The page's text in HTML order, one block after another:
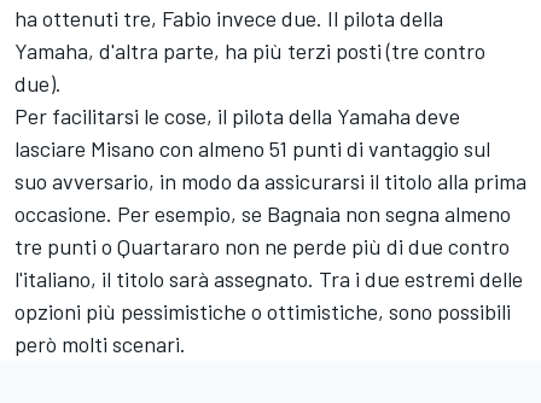
ha ottenuti tre, Fabio invece due. Il pilota della
Yamaha, d'altra parte, ha più terzi posti (tre contro
due).
Per facilitarsi le cose, il pilota della Yamaha deve
lasciare Misano con almeno 51 punti di vantaggio sul
suo avversario, in modo da assicurarsi il titolo alla prima
occasione. Per esempio, se Bagnaia non segna almeno
tre punti o Quartararo non ne perde più di due contro
l'italiano, il titolo sarà assegnato. Tra i due estremi delle
opzioni più pessimistiche o ottimistiche, sono possibili
però molti scenari.